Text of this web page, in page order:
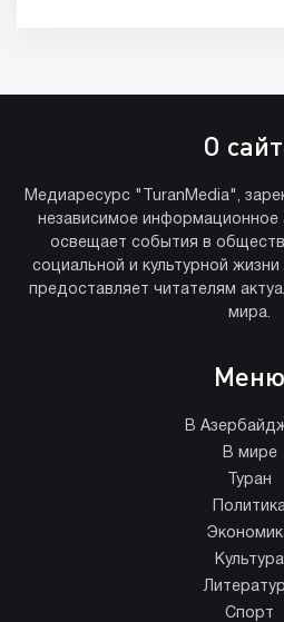
О
Медиаресурс "TuranMedia",
независимое информационное
освещает события в
социальной и культурной
предоставляет читателям
мира.
Меню
В
В мире
Туран
Культура
Спорт